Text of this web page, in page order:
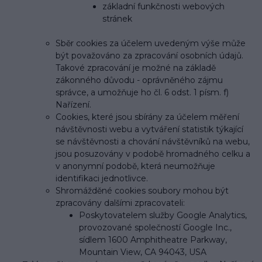
základní funkčnosti webových
stránek
Sběr cookies za účelem uvedeným výše může
být považováno za zpracování osobních údajů.
Takové zpracování je možné na základě
zákonného důvodu - oprávněného zájmu
správce, a umožňuje ho čl. 6 odst. 1 písm. f)
Nařízení.
Cookies, které jsou sbírány za účelem měření
návštěvnosti webu a vytváření statistik týkající
se návštěvnosti a chování návštěvníků na webu,
jsou posuzovány v podobě hromadného celku a
v anonymní podobě, která neumožňuje
identifikaci jednotlivce.
Shromážděné cookies soubory mohou být
zpracovány dalšími zpracovateli:
Poskytovatelem služby Google Analytics,
provozované společností Google Inc.,
sídlem 1600 Amphitheatre Parkway,
Mountain View, CA 94043, USA